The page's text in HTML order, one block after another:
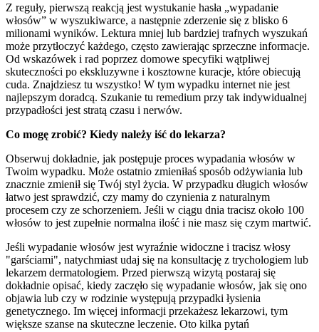
Z reguły, pierwszą reakcją jest wystukanie hasła „wypadanie
włosów” w wyszukiwarce, a następnie zderzenie się z blisko 6
milionami wyników. Lektura mniej lub bardziej trafnych wyszukań
może przytłoczyć każdego, często zawierając sprzeczne informacje.
Od wskazówek i rad poprzez domowe specyfiki wątpliwej
skuteczności po ekskluzywne i kosztowne kuracje, które obiecują
cuda. Znajdziesz tu wszystko! W tym wypadku internet nie jest
najlepszym doradcą. Szukanie tu remedium przy tak indywidualnej
przypadłości jest stratą czasu i nerwów.
Co mogę zrobić? Kiedy należy iść do lekarza?
Obserwuj dokładnie, jak postępuje proces wypadania włosów w
Twoim wypadku. Może ostatnio zmieniłaś sposób odżywiania lub
znacznie zmienił się Twój styl życia. W przypadku długich włosów
łatwo jest sprawdzić, czy mamy do czynienia z naturalnym
procesem czy ze schorzeniem. Jeśli w ciągu dnia tracisz około 100
włosów to jest zupełnie normalna ilość i nie masz się czym martwić.
Jeśli wypadanie włosów jest wyraźnie widoczne i tracisz włosy
"garściami", natychmiast udaj się na konsultację z trychologiem lub
lekarzem dermatologiem. Przed pierwszą wizytą postaraj się
dokładnie opisać, kiedy zaczęło się wypadanie włosów, jak się ono
objawia lub czy w rodzinie występują przypadki łysienia
genetycznego. Im więcej informacji przekażesz lekarzowi, tym
większe szanse na skuteczne leczenie. Oto kilka pytań